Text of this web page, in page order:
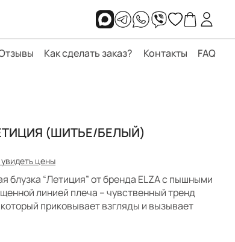
Как сделать заказ? Контакты FAQ
(ШИТЬЕ/БЕЛЫЙ)
цены
блузка “Летиция” от бренда ELZA с пышными
линией плеча – чувственный тренд
приковывает взгляды и вызывает